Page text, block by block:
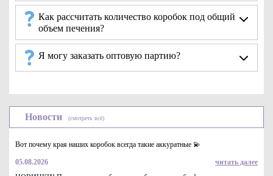
Как рассчитать количество коробок под общий
объем печения?
Я могу заказать оптовую партию?
Новости (смотреть всё)
Вот почему края наших коробок всегда такие аккуратные 💫
05.08.2026
читать далее